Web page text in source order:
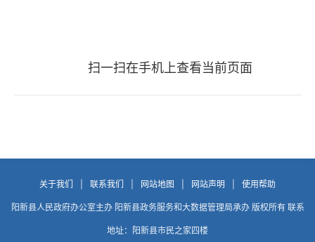
扫一扫在手机上查看当前页面
关于我们 联系我们 网站地图 网站声明 使用帮助
阳新县人民政府办公室主办 阳新县政务服务和大数据管理局承办 版权所有 联系
地址：阳新县市民之家四楼